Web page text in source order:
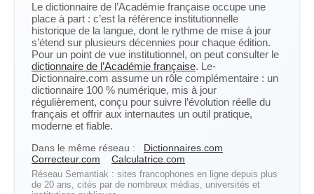
Le dictionnaire de l’Académie française occupe une
place à part : c’est la référence institutionnelle
historique de la langue, dont le rythme de mise à jour
s’étend sur plusieurs décennies pour chaque édition.
Pour un point de vue institutionnel, on peut consulter le
dictionnaire de l’Académie française. Le-
Dictionnaire.com assume un rôle complémentaire : un
dictionnaire 100 % numérique, mis à jour
régulièrement, conçu pour suivre l’évolution réelle du
français et offrir aux internautes un outil pratique,
moderne et fiable.
Dans le même réseau :
Dictionnaires.com
Correcteur.com
Calculatrice.com
Réseau Semantiak : sites francophones en ligne depuis plus
de 20 ans, cités par de nombreux médias, universités et